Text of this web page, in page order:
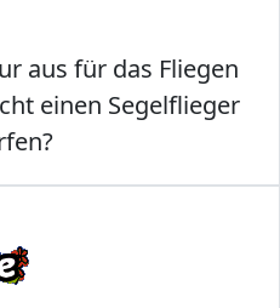
aus für das Fliegen
einen Segelflieger